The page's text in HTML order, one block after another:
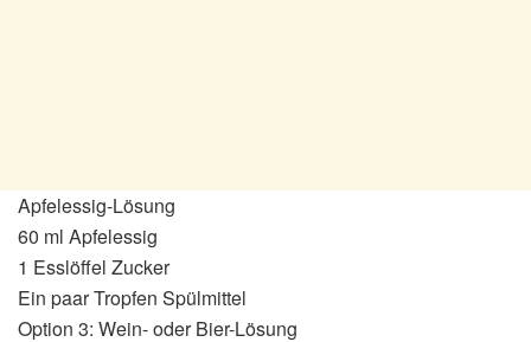
Apfelessig-Lösung
60 ml Apfelessig
1 Esslöffel Zucker
Ein paar Tropfen Spülmittel
Option 3: Wein- oder Bier-Lösung